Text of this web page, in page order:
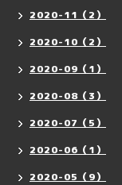
2020-11（2）
2020-10（2）
2020-09（1）
2020-08（3）
2020-07（5）
2020-06（1）
2020-05（9）